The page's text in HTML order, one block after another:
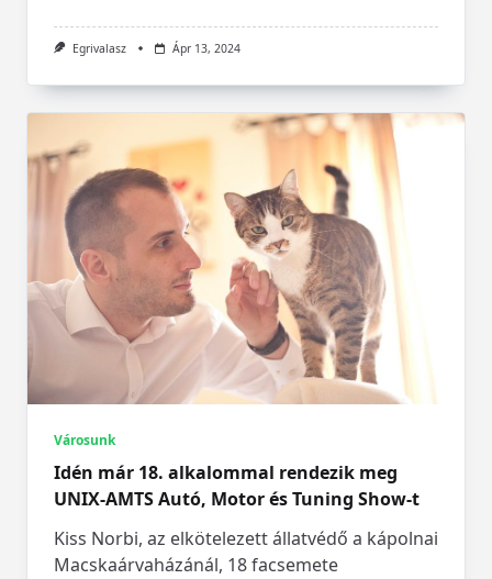
Egrivalasz Ápr 13, 2024
Városunk
Idén már 18. alkalommal rendezik meg
UNIX-AMTS Autó, Motor és Tuning Show-t
Kiss Norbi, az elkötelezett állatvédő a kápolnai
Macskaárvaházánál, 18 facsemete